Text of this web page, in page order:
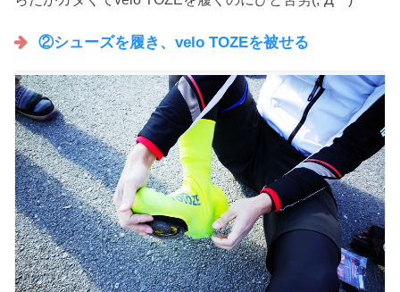
②シューズを履き、velo TOZEを被せる